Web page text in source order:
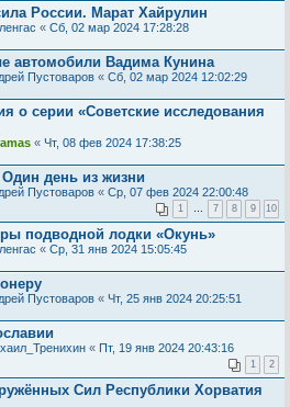
России. Марат Хайрулин
« Сб, 02 мар 2024 17:28:28
автомобили Вадима Кунина
Пустоваров « Сб, 02 мар 2024 12:02:29
о серии «Советские исследования
« Чт, 08 фев 2024 17:38:25
день из жизни
Пустоваров « Ср, 07 фев 2024 22:00:48
1 … 7 8 9 10
подводной лодки «Окунь»
« Ср, 31 янв 2024 15:05:45
Пустоваров « Чт, 25 янв 2024 20:25:51
« Пт, 19 янв 2024 20:43:16
1 2
Сил Республики Хорватия